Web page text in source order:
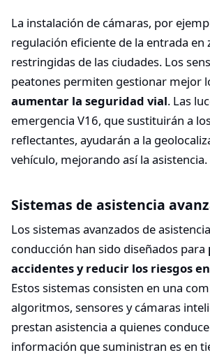
La instalación de cámaras, por
regulación eficiente de la entrada en
restringidas de las ciudades. Los
peatones permiten gestionar mejor
aumentar la seguridad vial. Las
emergencia V16, que sustituirán a
reflectantes, ayudarán a la
vehículo, mejorando así la asistencia.
Sistemas de asistencia
Los sistemas avanzados de
conducción han sido diseñados para
accidentes y reducir los riesgos
Estos sistemas consisten en una
algoritmos, sensores y cámaras
prestan asistencia a quienes
información que suministran es en